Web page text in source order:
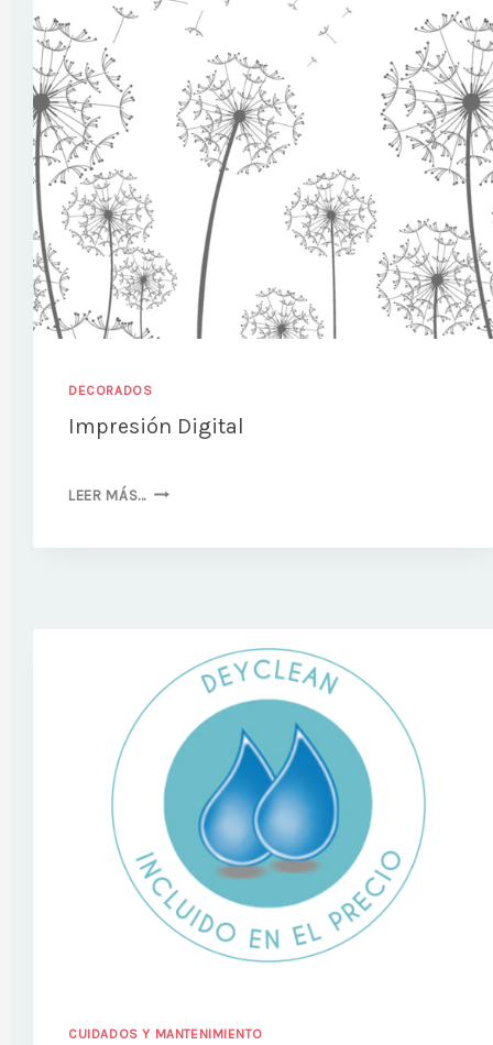
DECORADOS
Impresión Digital
LEER MÁS… IMPRESIÓN
CUIDADOS Y MANTENIMIENTO